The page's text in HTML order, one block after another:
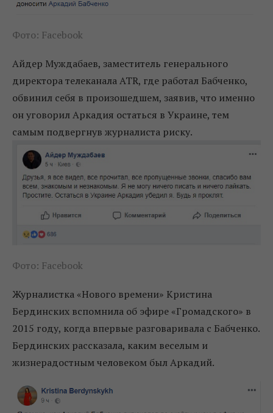
Фото: Facebook
Айдер Муждабаев, заместитель генерального
директора телеканала ATR, где работал Бабченко,
обвинил себя в произошедшем, заявив, что именно
он уговорил Аркадия остаться в Украине, тем
самым подвергнув журналиста риску.
Фото: Facebook
Журналистка «Нового времени» Кристина
Бердинских вспомнила об эфире «Громадского» в
2015 году, когда впервые разговаривала с Бабченко.
Бердинских рассказала, каким веселым и
жизнерадостным человеком был Аркадий.